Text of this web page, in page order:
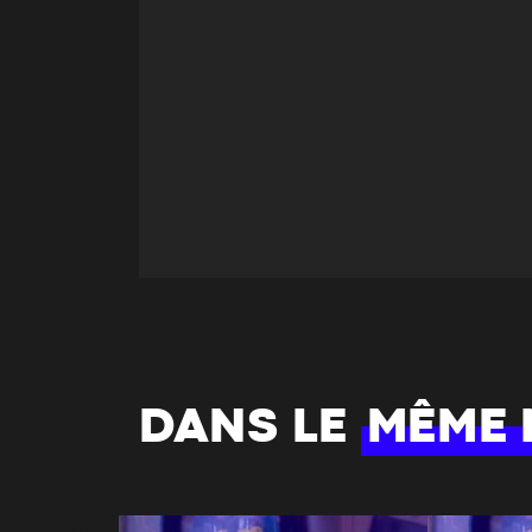
DANS LE MÊME